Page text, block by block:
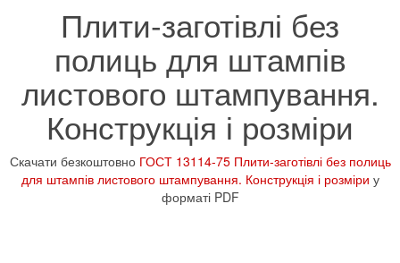
Плити-заготівлі без
полиць для штампів
листового штампування.
Конструкція і розміри
Скачати безкоштовно ГОСТ 13114-75 Плити-заготівлі без полиць
для штампів листового штампування. Конструкція і розміри у
форматі PDF